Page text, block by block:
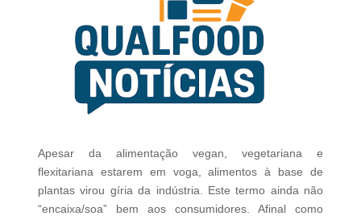
Apesar da alimentação vegan, vegetariana e
flexitariana estarem em voga, alimentos à base de
plantas virou gíria da indústria. Este termo ainda não
“encaixa/soa” bem aos consumidores. Afinal como